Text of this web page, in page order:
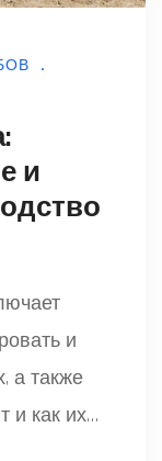
и
и
а также
и как их